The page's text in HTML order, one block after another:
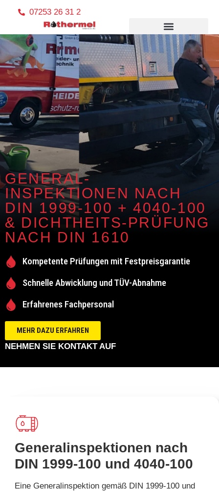
07253 26 31 2
GENERAL-
INSPEKTIONEN NACH
DIN 1999-100 + 4040-100
& DICHTHEITS-PRÜFUNG
NACH DIN 1610
Kompetente Prüfungen mit Festpreisgarantie
Schnelle Abwicklung und TÜV-Abnahme
Erfahrenes Fachpersonal
MEHR DAZU ERFAHREN
NEHMEN SIE KONTAKT AUF
Generalinspektionen nach
DIN 1999-100 und 4040-100
Eine Generalinspektion gemäß DIN 1999-100 und